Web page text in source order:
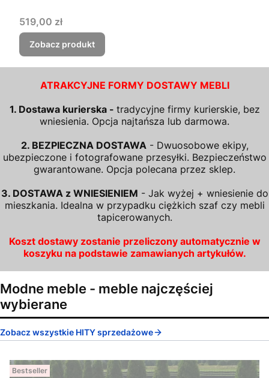
Cena
519,00 zł
Zobacz produkt
ATRAKCYJNE FORMY DOSTAWY MEBLI
1. Dostawa kurierska - tradycyjne firmy kurierskie, bez
wniesienia. Opcja najtańsza lub darmowa.
2. BEZPIECZNA DOSTAWA- Dwuosobowe ekipy,
ubezpieczone i fotografowane przesyłki. Bezpieczeństwo
gwarantowane. Opcja polecana przez sklep.
3. DOSTAWA z WNIESIENIEM - Jak wyżej + wniesienie do
mieszkania. Idealna w przypadku ciężkich szaf czy mebli
tapicerowanych.
Koszt dostawy zostanie przeliczony automatycznie w
koszyku na podstawie zamawianych artykułów.
Modne meble - meble najczęściej
wybierane
Zobacz wszystkie HITY sprzedażowe
Bestseller